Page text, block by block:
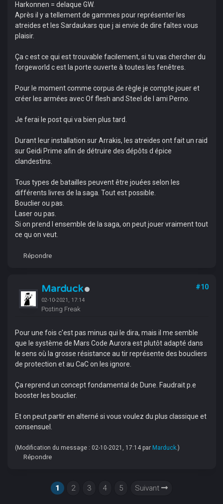
Harkonnen = delaque GW.
Après il y a tellement de gammes pour représenter les
atreides et les Sardaukars que j ai envie de dire faîtes vous
plaisir.
Ça c est ce qui est trouvable facilement, si tu vas chercher du
forgeworld c est la porte ouverte à toutes les fenêtres.
Pour le moment comme corpus de règle je compte jouer et
créer les armées avec Of flesh and Steel de l ami Perno.
Je ferai le post qui va bien plus tard.
Durant leur installation sur Arrakis, les atreides ont fait un raid
sur Geidi Prime afin de détruire des dépôts d épice
clandestins.
Tous types de batailles peuvent être jouées selon les
différents livres de la saga. Tout est possible.
Bouclier ou pas.
Laser ou pas.
Si on prend l ensemble de la saga, on peut jouer vraiment tout
ce qu on veut.
Répondre
Marduck
02-10-2021, 17:14
Posting Freak
#10
Pour une fois c'est pas minus qui le dira, mais il me semble
que le système de Mars Code Aurora est plutôt adapté dans
le sens où la grosse résistance au tir représente des boucliers
de protection et au CaC on les ignore.
Ça reprend un concept fondamental de Dune. Faudrait p.e
booster les bouclier.
Et on peut partir en alterné si vous voulez du plus classique et
consensuel.
(Modification du message : 02-10-2021, 17:14 par Marduck.)
Répondre
1 2 3 4 5 Suivant